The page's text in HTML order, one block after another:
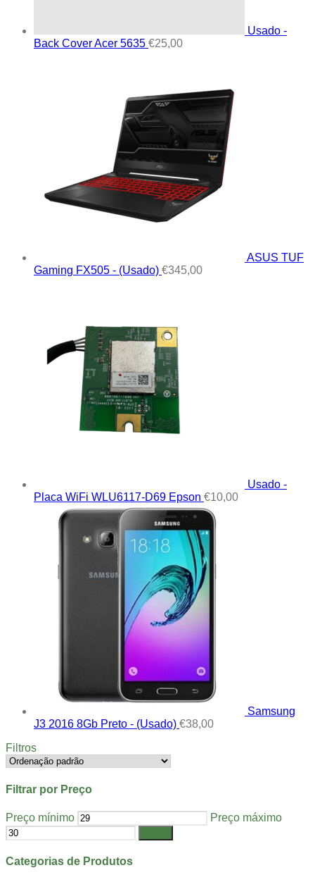
Usado -
Back Cover Acer 5635 €25,00
ASUS TUF
Gaming FX505 - (Usado) €345,00
Usado -
Placa WiFi WLU6117-D69 Epson €10,00
Samsung
J3 2016 8Gb Preto - (Usado) €38,00
Filtros
Filtrar por Preço
Preço mínimo Preço máximo
Categorias de Produtos